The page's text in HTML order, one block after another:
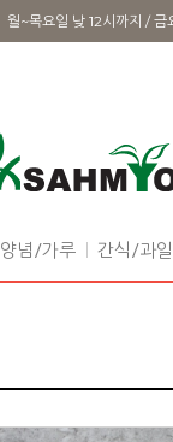
월~목요일 낮 12시까지 /
양념/가루 간식/과